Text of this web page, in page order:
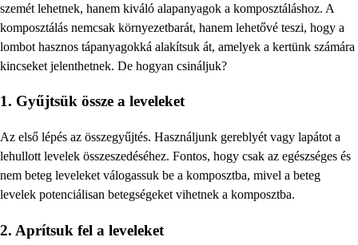
szemét lehetnek, hanem kiváló alapanyagok a komposztáláshoz. A
komposztálás nemcsak környezetbarát, hanem lehetővé teszi, hogy a
lombot hasznos tápanyagokká alakítsuk át, amelyek a kertünk számára
kincseket jelenthetnek. De hogyan csináljuk?
1. Gyűjtsük össze a leveleket
Az első lépés az összegyűjtés. Használjunk gereblyét vagy lapátot a
lehullott levelek összeszedéséhez. Fontos, hogy csak az egészséges és
nem beteg leveleket válogassuk be a komposztba, mivel a beteg
levelek potenciálisan betegségeket vihetnek a komposztba.
2. Aprítsuk fel a leveleket